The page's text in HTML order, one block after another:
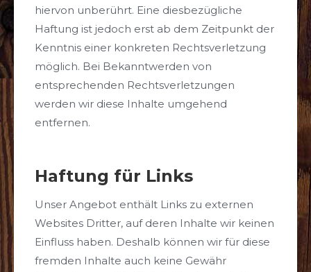
hiervon unberührt. Eine diesbezügliche
Haftung ist jedoch erst ab dem Zeitpunkt der
Kenntnis einer konkreten Rechtsverletzung
möglich. Bei Bekanntwerden von
entsprechenden Rechtsverletzungen
werden wir diese Inhalte umgehend
entfernen.
Haftung für Links
Unser Angebot enthält Links zu externen
Websites Dritter, auf deren Inhalte wir keinen
Einfluss haben. Deshalb können wir für diese
fremden Inhalte auch keine Gewähr